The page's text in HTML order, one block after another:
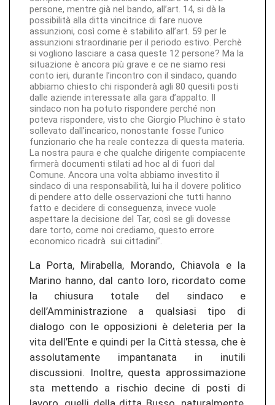
persone, mentre già nel bando, all’art. 14, si dà la
possibilità alla ditta vincitrice di fare nuove
assunzioni, così come è stabilito all’art. 59 per le
assunzioni straordinarie per il periodo estivo. Perchè
si vogliono lasciare a casa queste 12 persone? Ma la
situazione è ancora più grave e ce ne siamo resi
conto ieri, durante l’incontro con il sindaco, quando
abbiamo chiesto chi risponderà agli 80 quesiti posti
dalle aziende interessate alla gara d’appalto. Il
sindaco non ha potuto rispondere perché non
poteva rispondere, visto che Giorgio Pluchino è stato
sollevato dall’incarico, nonostante fosse l’unico
funzionario che ha reale contezza di questa materia.
La nostra paura e che qualche dirigente compiacente
firmerà documenti stilati ad hoc al di fuori dal
Comune. Ancora una volta abbiamo investito il
sindaco di una responsabilità, lui ha il dovere politico
di pendere atto delle osservazioni che tutti hanno
fatto e decidere di conseguenza, invece vuole
aspettare la decisione del Tar, così se gli dovesse
dare torto, come noi crediamo, questo errore
economico ricadrà sui cittadini”.
La Porta, Mirabella, Morando, Chiavola e la
Marino hanno, dal canto loro, ricordato come
la chiusura totale del sindaco e
dell’Amministrazione a qualsiasi tipo di
dialogo con le opposizioni è deleteria per la
vita dell’Ente e quindi per la Città stessa, che è
assolutamente impantanata in inutili
discussioni. Inoltre, questa approssimazione
sta mettendo a rischio decine di posti di